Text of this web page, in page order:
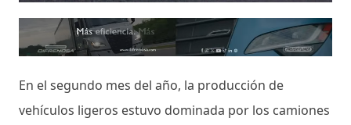
En el segundo mes del año, la producción de
vehículos ligeros estuvo dominada por los camiones